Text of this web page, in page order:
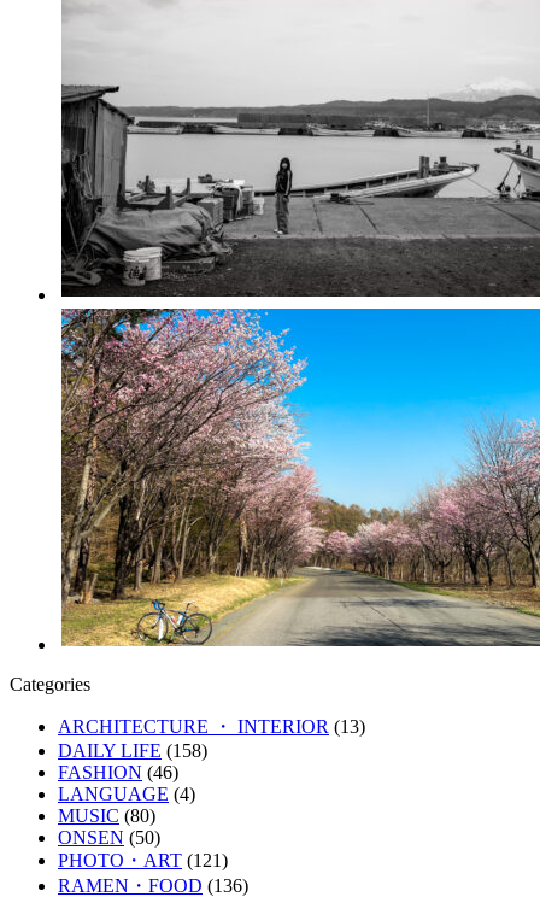
Categories
ARCHITECTURE ・ INTERIOR (13)
DAILY LIFE (158)
FASHION (46)
LANGUAGE (4)
MUSIC (80)
ONSEN (50)
PHOTO・ART (121)
RAMEN・FOOD (136)